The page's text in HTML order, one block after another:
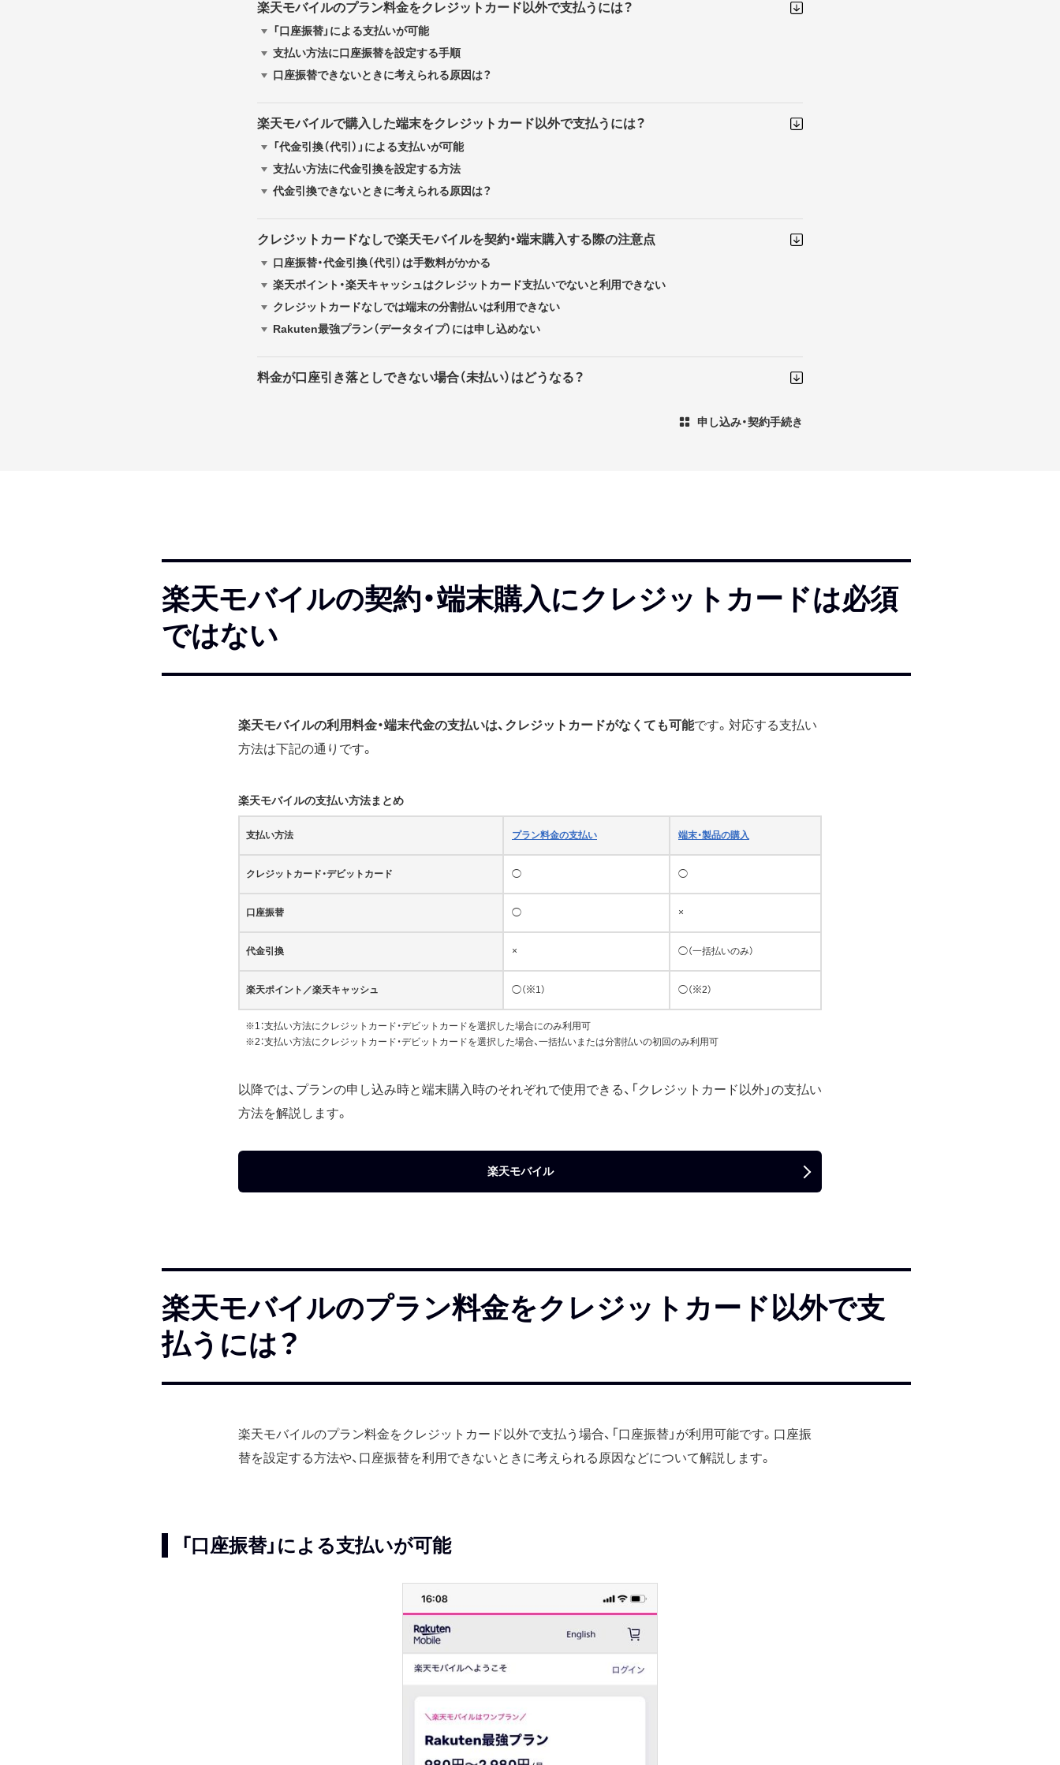
楽天モバイルのプラン料金をクレジットカード以外で支払うには？
「口座振替」による支払いが可能
支払い方法に口座振替を設定する手順
口座振替できないときに考えられる原因は？
楽天モバイルで購入した端末をクレジットカード以外で支払うには？
「代金引換（代引）」による支払いが可能
支払い方法に代金引換を設定する方法
代金引換できないときに考えられる原因は？
クレジットカードなしで楽天モバイルを契約・端末購入する際の注意点
口座振替・代金引換（代引）は手数料がかかる
楽天ポイント・楽天キャッシュはクレジットカード支払いでないと利用できない
クレジットカードなしでは端末の分割払いは利用できない
Rakuten最強プラン（データタイプ）には申し込めない
料金が口座引き落としできない場合（未払い）はどうなる？
申し込み・契約手続き
楽天モバイルの契約・端末購入にクレジットカードは必須
ではない
楽天モバイルの利用料金・端末代金の支払いは、クレジットカードがなくても可能です。対応する支払い
方法は下記の通りです。
楽天モバイルの支払い方法まとめ
支払い方法 プラン料金の支払い 端末・製品の購入
クレジットカード・デビットカード ◯ ◯
口座振替 ◯ ×
代金引換 × ◯（一括払いのみ）
楽天ポイント／楽天キャッシュ ◯（※1） ◯（※2）
※1：支払い方法にクレジットカード・デビットカードを選択した場合にのみ利用可
※2：支払い方法にクレジットカード・デビットカードを選択した場合、一括払いまたは分割払いの初回のみ利用可
以降では、プランの申し込み時と端末購入時のそれぞれで使用できる、「クレジットカード以外」の支払い
方法を解説します。
楽天モバイル
楽天モバイルのプラン料金をクレジットカード以外で支
払うには？
楽天モバイルのプラン料金をクレジットカード以外で支払う場合、「口座振替」が利用可能です。口座振
替を設定する方法や、口座振替を利用できないときに考えられる原因などについて解説します。
「口座振替」による支払いが可能